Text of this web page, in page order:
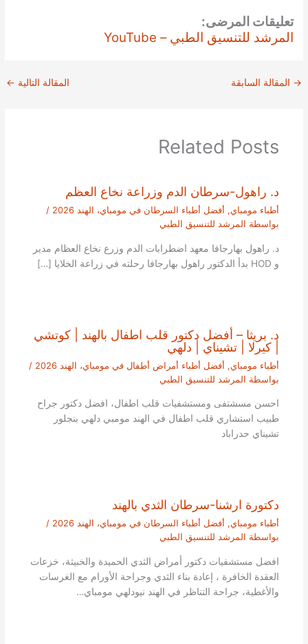
تعليقات المرضى:
المرشد للتنسيق الطبي – YouTube
→ المقالة السابقة المقالة التالية ←
Related Posts
د. راهول-سرطان الدم وزراعة نخاع العظم
أطباء مومباي, أفضل أطباء السرطان في مومباي، الهند 2026
/
بواسطة المرشد للتنسيق الطبي
د. راهول بهارجافا معهد اضطرابات الدم وزرع نخاع العظام مدير
و HOD بدأ الدكتور راهول بهارجافا رحلته في زراعة الخلايا […]
د. بريثا – أفضل دكتور قلب اطفال بالهند | كوتشي
| كيرلا | تشيناي | دلهي
أطباء مومباي, أفضل أطباء أمراض أطفال في مومباي، الهند 2026
/
بواسطة المرشد للتنسيق الطبي
احسن مسشتفى ومستشفيات قلب اطفال، افضل دكتور جراح
طبيب استشاري قلب اطفال في الهند مومبي دلهي بنجلور
تشيناي حدراباد
دكتورة ارشنا-سرطان الثدي بالهند
أطباء مومباي, أفضل أطباء السرطان في مومباي، الهند 2026
/
بواسطة المرشد للتنسيق الطبي
افضل مستشفيات دكتور أمراض الثدي الحميدة والخبيثة، خزعات
العقدة الخافرة ، إعادة بناء الثدي وجراحة الأورام مع الغرسات
والأغطية، جراحة التناظر في الهند نيودلهي مومباي…